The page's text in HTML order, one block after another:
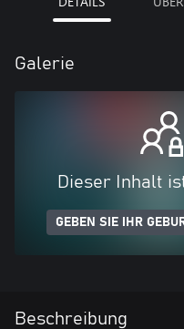
Galerie
Dieser Inhalt
GEBEN SIE IHR
Beschreibung